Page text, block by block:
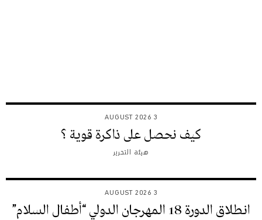
3 AUGUST 2026
كيف نحصل على ذاكرة قوية ؟
هيئة التحرير
3 AUGUST 2026
انطلاق الدورة 18 المهرجان الدولي “أطفال السلام”